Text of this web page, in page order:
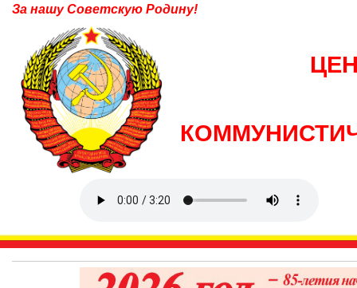
За нашу Советскую Родину!